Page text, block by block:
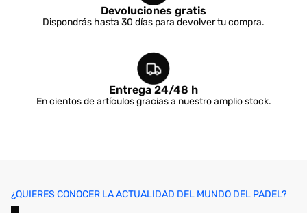
Devoluciones gratis
Dispondrás hasta 30 días para devolver tu compra.
Entrega 24/48 h
En cientos de artículos gracias a nuestro amplio stock.
¿QUIERES CONOCER LA ACTUALIDAD DEL MUNDO DEL PADEL?